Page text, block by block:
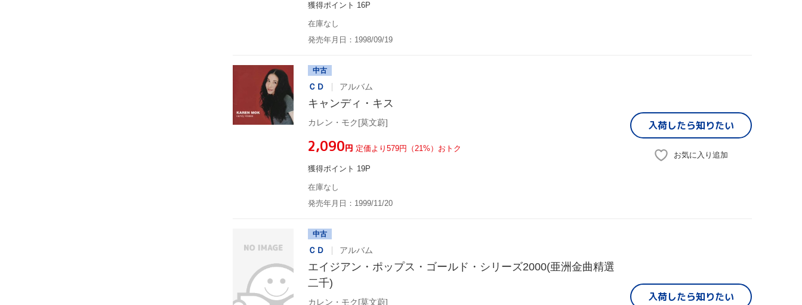
獲得ポイント 16P
在庫なし
発売年月日：1998/09/19
中古
ＣＤ アルバム
キャンディ・キス
カレン・モク[莫文蔚]
¥2,090円 定価より579円（21%）おトク
獲得ポイント 19P
在庫なし
発売年月日：1999/11/20
入荷したら知りたい
お気に入り追加
中古
ＣＤ アルバム
エイジアン・ポップス・ゴールド・シリーズ2000(亜洲金曲精選
二千)
カレン・モク[莫文蔚] 入荷したら知りたい